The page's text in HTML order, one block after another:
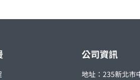
公司資訊
地址：235新北市